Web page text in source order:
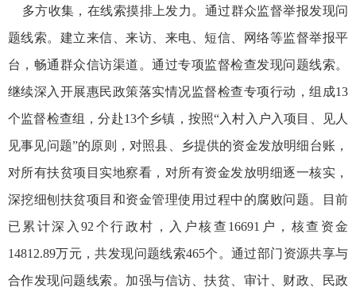
多方收集，在线索摸排上发力。通过群众监督举报发现问
题线索。建立来信、来访、来电、短信、网络等监督举报平
台，畅通群众信访渠道。通过专项监督检查发现问题线索。
继续深入开展惠民政策落实情况监督检查专项行动，组成13
个监督检查组，分赴13个乡镇，按照“入村入户入项目、见人
见事见问题”的原则，对照县、乡提供的资金发放明细台账，
对所有扶贫项目实地察看，对所有资金发放明细逐一核实，
深挖细刨扶贫项目和资金管理使用过程中的腐败问题。目前
已累计深入92个行政村，入户核查16691户，核查资金
14812.89万元，共发现问题线索465个。通过部门资源共享与
合作发现问题线索。加强与信访、扶贫、审计、财政、民政